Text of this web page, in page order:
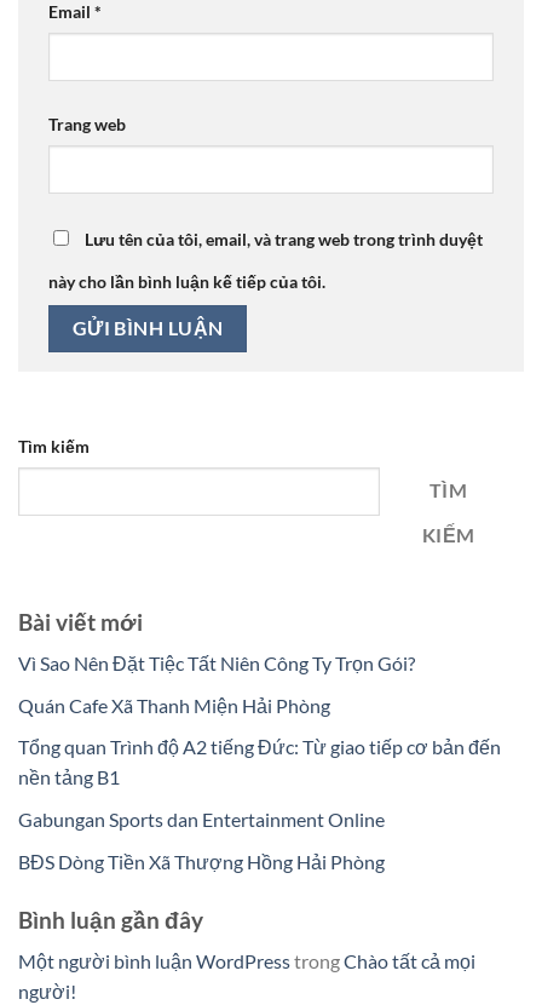
Email *
Trang web
Lưu tên của tôi, email, và trang web trong trình duyệt
này cho lần bình luận kế tiếp của tôi.
Tìm kiếm
TÌM
KIẾM
Bài viết mới
Vì Sao Nên Đặt Tiệc Tất Niên Công Ty Trọn Gói?
Quán Cafe Xã Thanh Miện Hải Phòng
Tổng quan Trình độ A2 tiếng Đức: Từ giao tiếp cơ bản đến
nền tảng B1
Gabungan Sports dan Entertainment Online
BĐS Dòng Tiền Xã Thượng Hồng Hải Phòng
Bình luận gần đây
Một người bình luận WordPresstrongChào tất cả mọi
người!